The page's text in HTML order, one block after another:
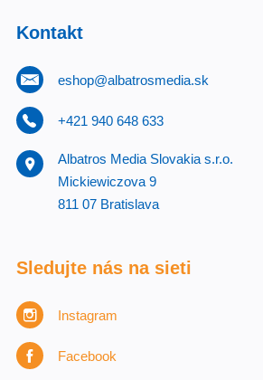
Kontakt
eshop@albatrosmedia.sk
+421 940 648 633
Albatros Media Slovakia s.r.o.
Mickiewiczova 9
811 07 Bratislava
Sledujte nás na sieti
Instagram
Facebook